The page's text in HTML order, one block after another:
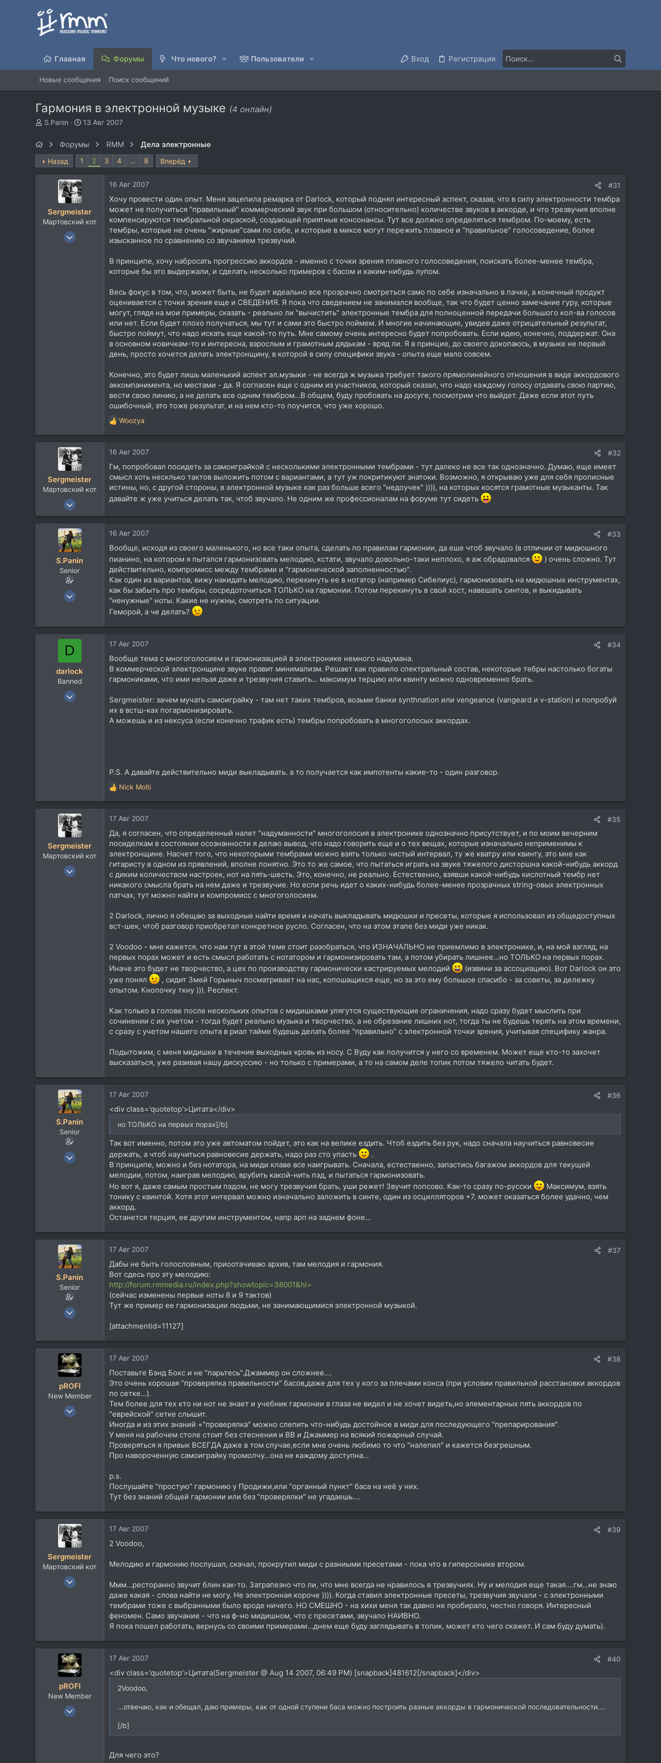
Главная Форумы Что нового? Пользователи Вход Регистрация
Новые сообщения Поиск сообщений
Гармония в электронной музыке (4 онлайн)
А
р
т
S.Panin
Д
а
а
13 Авг 2007
Форумы RMM Дела электронные
Назад 1 2 3 4 … 8 Вперёд
Sergmeister
Мартовский кот
22 Ноя 2005
16 Авг 2007 #31
Хочу провести один опыт. Меня зацепила ремарка от Darlock, который поднял интересный аспект, сказав, что в силу электронности тембра
может не получиться "правильный" коммерческий звук при большом (относительно) количестве звуков в аккорде, и что трезвучия вполне
компенсируются тембральной окраской, создающей приятные консонансы. Тут все должно определяться тембром. По-моему, есть
тембры, которые не очень "жирные"сами по себе, и которые в миксе могут пережить плавное и "правильное" голосоведение, более
изысканное по сравнению со звучанием трезвучий.
В принципе, хочу набросать прогрессию аккордов - именно с точки зрения плавного голосоведения, поискать более-менее тембра,
которые бы это выдержали, и сделать несколько примеров с басом и каким-нибудь лупом.
Весь фокус в том, что, может быть, не будет идеально все прозрачно смотреться само по себе изначально в пачке, а конечный продукт
оценивается с точки зрения еще и СВЕДЕНИЯ. Я пока что сведением не занимался вообще, так что будет ценно замечание гуру, которые
могут, глядя на мои примеры, сказать - реально ли "вычистить" электронные тембра для полноценной передачи большого кол-ва голосов
или нет. Если будет плохо получаться, мы тут и сами это быстро поймем. И многие начинающие, увидев даже отрицательный результат,
быстро поймут, что надо искать еще какой-то путь. Мне самому очень интересно будет попробовать. Если идею, конечно, поддержат. Она
в основном новичкам-то и интересна, взрослым и грамотным дядькам - вряд ли. Я в принцие, до своего докопаюсь, в музыке не первый
день, просто хочется делать электронщину, в которой в силу специфики звука - опыта еще мало совсем.
Конечно, это будет лишь маленький аспект эл.музыки - не всегда ж музыка требует такого прямолинейного отношения в виде аккордового
аккомпанимента, но местами - да. Я согласен еще с одним из участников, который сказал, что надо каждому голосу отдавать свою партию,
вести свою линию, а не делать все одним тембром...В общем, буду пробовать на досуге, посмотрим что выйдет. Даже если этот путь
ошибочный, это тоже результат, и на нем кто-то поучится, что уже хорошо.
Р
е
к
и
и
:
Woozya
Sergmeister
Мартовский кот
22 Ноя 2005
16 Авг 2007 #32
Гм, попробовал посидеть за самоиграйкой с несколькими электронными тембрами - тут далеко не все так однозначно. Думаю, еще имеет
смысл хоть несклько тактов выложить потом с вариантами, а тут уж покритикуют знатоки. Возможно, я открываю уже для себя прописные
истины, но, с другой стороны, в электронной музыке как раз больше всего "недоучек" )))), на которых косятся грамотные музыканты. Так
давайте ж уже учиться делать так, чтоб звучало. Не одним же профессионалам на форуме тут сидеть
S.Panin
Senior
25 Окт 2006
16 Авг 2007 #33
Вообще, исходя из своего маленького, но все таки опыта, сделать по правилам гармонии, да еше чтоб звучало (в отличии от мидюшного
пианино, на котором я пытался гармонизовать мелодию, кстати, звучало довольно-таки неплохо, я аж обрадовался
) очень сложно. Тут
действительно, компромисс между тембрами и "гармонической заполненностью".
Как один из вариантов, вижу накидать мелодию, перекинуть ее в нотатор (например Сибелиус), гармонизовать на мидюшных инструментах,
как бы забыть про тембры, сосредоточиться ТОЛЬКО на гармонии. Потом перекинуть в свой хост, навешать синтов, и выкидывать
"ненужные" ноты. Какие не нужны, смотреть по ситуации.
Геморой, а че делать?
D
darlock
Banned
27 Ноя 2005
17 Авг 2007 #34
Вообще тема с многоголосием и гармонизацией в электронике немного надумана.
В коммерческой электронщине звуке правит минимализм. Решает как правило спектральный состав, некоторые тебры настолько богаты
гармониками, что ими нельзя даже и трезвучия ставить... максимум терцию или квинту можно одновременно брать.
Sergmeister: зачем мучать самоиграйку - там нет таких тембров, возьми банки synthnation или vengeance (vangeard и v-station) и попробуй
их в встш-ках погармонизировать.
А можешь и из нексуса (если конечно трафик есть) тембры попробовать в многоголосых аккордах.
P.S. А давайте действительно миди выкладывать. а то получается как импотенты какие-то - один разговор.
Р
е
к
и
и
:
Nick Molti
Sergmeister
Мартовский кот
22 Ноя 2005
17 Авг 2007 #35
Да, я согласен, что определенный налет "надуманности" многоголосия в электронике однозначно присутствует, и по моим вечерним
посиделкам в состоянии осознанности я делаю вывод, что надо говорить еще и о тех вещах, которые изначально неприменимы к
электронщине. Насчет того, что некоторыми тембрами можно взять только чистый интервал, ту же кватру или квинту, это мне как
гитаристу в одном из прявлений, вполне понятно. Это то же самое, что пытаться играть на звуке тяжелого дисторшна какой-нибудь аккорд
с диким количеством настроек, нот на пять-шесть. Это, конечно, не реально. Естественно, взявши какой-нибудь кислотный тембр нет
никакого смысла брать на нем даже и трезвучие. Но если речь идет о каких-нибудь более-менее прозрачных string-овых электронных
патчах, тут можно найти и компромисс с многоголосием.
2 Darlock, лично я обещаю за выходные найти время и начать выкладывать мидюшки и пресеты, которые я использовал из общедоступных
вст-шек, чтоб разговор приобретал конкретное русло. Согласен, что на этом этапе без миди уже никак.
2 Voodoo - мне кажется, что нам тут в этой теме стоит разобраться, что ИЗНАЧАЛЬНО не приемлимо в электронике, и, на мой взгляд, на
первых порах может и есть смысл работать с нотатором и гармонизировать там, а потом убирать лишнее...но ТОЛЬКО на первых порах.
Иначе это будет не творчество, а цех по производству гармонически кастрируемых мелодий
(извини за ассоциацию). Вот Darlock он это
уже понял
, сидит Змей Горыныч посматривает на нас, копошащихся еще, но за это ему большое спасибо - за советы, за дележку
опытом. Кнопочку ткну ))). Респект.
Как только в голове после нескольких опытов с мидишками улягутся существующие ограничения, надо сразу будет мыслить при
сочинении с их учетом - тогда будет реально музыка и творчество, а не обрезание лишних нот, тогда ты не будешь терять на этом времени,
с сразу с учетом нашего опыта в риал тайме будешь делать более "правильно" с электронной точки зрения, учитывая специфику жанра.
Подытожим, с меня мидишки в течение выходных кровь из носу. С Вуду как получится у него со временем. Может еще кто-то захочет
высказаться, уже разивая нашу дискуссию - но только с примерами, а то на самом деле топик потом тяжело читать будет.
S.Panin
Senior
25 Окт 2006
17 Авг 2007 #36
<div class='quotetop'>Цитата</div>
но ТОЛЬКО на первых порах[/b]
Так вот именно, потом это уже автоматом пойдет, это как на велике ездить. Чтоб ездить без рук, надо сначала научиться равновесие
держать, а чтоб научиться равновесие держать, надо раз сто упасть
.
В принципе, можно и без нотатора, на миди клаве все наигрывать. Сначала, естественно, запастись багажом аккордов для текущей
мелодии, потом, наиграв мелодию, врубить какой-нить пэд, и пытаться гармонизовать.
Но вот я, даже самым простым пэдом, не могу трезвучия брать, уши режет! Звучит попсово. Как-то сразу по-русски
Максимум, взять
тонику с квинтой. Хотя этот интервал можно изначально заложить в синте, один из осцилляторов +7, может оказаться более удачно, чем
аккорд.
Останется терция, ее другим инструментом, напр арп на заднем фоне...
S.Panin
Senior
25 Окт 2006
113
17 Авг 2007 #37
Дабы не быть голословным, приоотачиваю архив, там мелодия и гармония.
Вот сдесь про эту мелодию:
http://forum.rmmedia.ru/index.php?showtopic=38001&hl=
(сейчас изменены первые ноты 8 и 9 тактов)
Тут же пример ее гармонизации людьми, не занимающимися электронной музыкой.
[attachmentid=11127]
pROFI
New Member
11 Май 2006
17 Авг 2007 #38
Поставьте Бэнд Бокс и не "парьтесь".Джаммер он сложнее....
Это очень хорошая "проверялка правильности" басов,даже для тех у кого за плечами конса (при условии правильной расстановки аккордов
по сетке...).
Тем более для тех кто ни нот не знает и учебник гармонии в глаза не видел и не хочет видеть,но элементарных пять аккордов по
"еврейской" сетке слышит.
Иногда и из этих знаний +"проверялка" можно слепить что-нибудь достойное в миди для последующего "препарирования".
У меня на рабочем столе стоит без стеснения и ВВ и Джаммер на всякий пожарный случай.
Проверяться я привык ВСЕГДА даже в том случае,если мне очень любимо то что "налепил" и кажется безгрешным.
Про навороченную самоиграйку промолчу...она не каждому доступна...
p.s.
Послушайте "простую" гармонию у Продижи,или "органный пункт" баса на неё у них.
Тут без знаний общей гармонии или без "проверялки" не угадаешь....
Sergmeister
Мартовский кот
22 Ноя 2005
Посетить сайт
17 Авг 2007 #39
2 Voodoo,
Мелодию и гармонию послушал, скачал, прокрутил миди с разниыми пресетами - пока что в гиперсонике втором.
Ммм...ресторанно звучит блин как-то. Затрапезно что ли, что мне всегда не нравилось в трезвучиях. Ну и мелодия еще такая....гм...не знаю
даже какая - слова найти не могу. Не электронная короче )))). Когда ставил электронные пресеты, трезвучия звучали - с электронными
тембрами тоже с выбранными было вроде ничего. НО СМЕШНО - на хихи меня так давно не пробирало, честно говоря. Интересный
феномен. Само звучание - что на ф-но мидишном, что с пресетами, звучало НАИВНО.
Я пока пошел работать, вернусь со своими примерами...днем еще буду заглядывать в топик, может кто чего скажет. И сам буду думать).
pROFI
New Member
11 Май 2006
17 Авг 2007 #40
<div class='quotetop'>Цитата(Sergmeister @ Aug 14 2007, 06:49 PM) [snapback]481612[/snapback]</div>
2Voodoo,
...отвечаю, как и обещал, даю примеры, как от одной ступени баса можно построить разные аккорды в гармонической последовательности....
[/b]
Для чего это?